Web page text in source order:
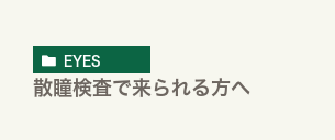
EYES
散瞳検査で来られる方へ